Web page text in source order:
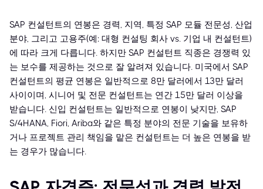
SAP 컨설턴트의 연봉은 경력, 지역, 특정 SAP 모듈 전문성, 산업
분야, 그리고 고용주(예: 대형 컨설팅 회사 vs. 기업 내 컨설턴트)
에 따라 크게 다릅니다. 하지만 SAP 컨설턴트 직종은 경쟁력 있
는 보수를 제공하는 것으로 잘 알려져 있습니다. 미국에서 SAP
컨설턴트의 평균 연봉은 일반적으로 8만 달러에서 13만 달러
사이이며, 시니어 및 전문 컨설턴트는 연간 15만 달러 이상을
받습니다. 신입 컨설턴트는 일반적으로 연봉이 낮지만, SAP
S/4HANA, Fiori, Ariba와 같은 특정 분야의 전문 기술을 보유하
거나 프로젝트 관리 책임을 맡은 컨설턴트는 더 높은 연봉을 받
는 경우가 많습니다.